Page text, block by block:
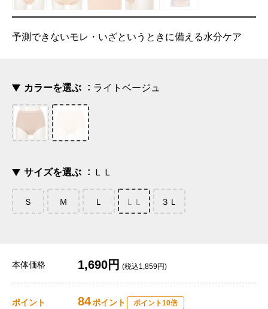
予測できないモレ・いざというときに備える水分ケア
カラーを選ぶ ライトベージュ
サイズを選ぶ ＬＬ
Ｓ Ｍ Ｌ ＬＬ ３Ｌ
本体価格 1,690円 (税込1,859円)
ポイント 84ポイント ポイント10倍